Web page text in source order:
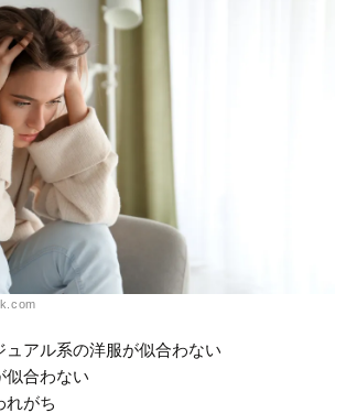
ュアル系の洋服が似合わない
似合わない
れがち